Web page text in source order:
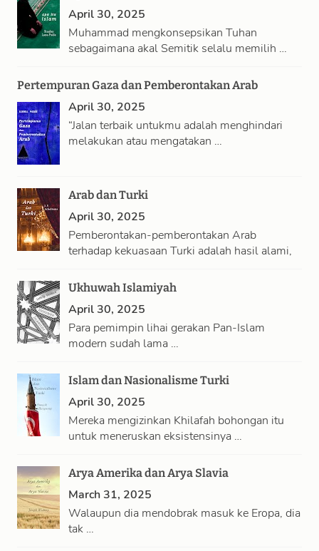
April 30, 2025
Muhammad mengkonsepsikan Tuhan
sebagaimana akal Semitik selalu memilih …
Pertempuran Gaza dan Pemberontakan Arab
April 30, 2025
“Jalan terbaik untukmu adalah menghindari
melakukan atau mengatakan …
Arab dan Turki
April 30, 2025
Pemberontakan-pemberontakan Arab
terhadap kekuasaan Turki adalah hasil alami,
Ukhuwah Islamiyah
April 30, 2025
Para pemimpin lihai gerakan Pan-Islam
modern sudah lama …
Islam dan Nasionalisme Turki
April 30, 2025
Mereka mengizinkan Khilafah bohongan itu
untuk meneruskan eksistensinya …
Arya Amerika dan Arya Slavia
March 31, 2025
Walaupun dia mendobrak masuk ke Eropa, dia
tak …